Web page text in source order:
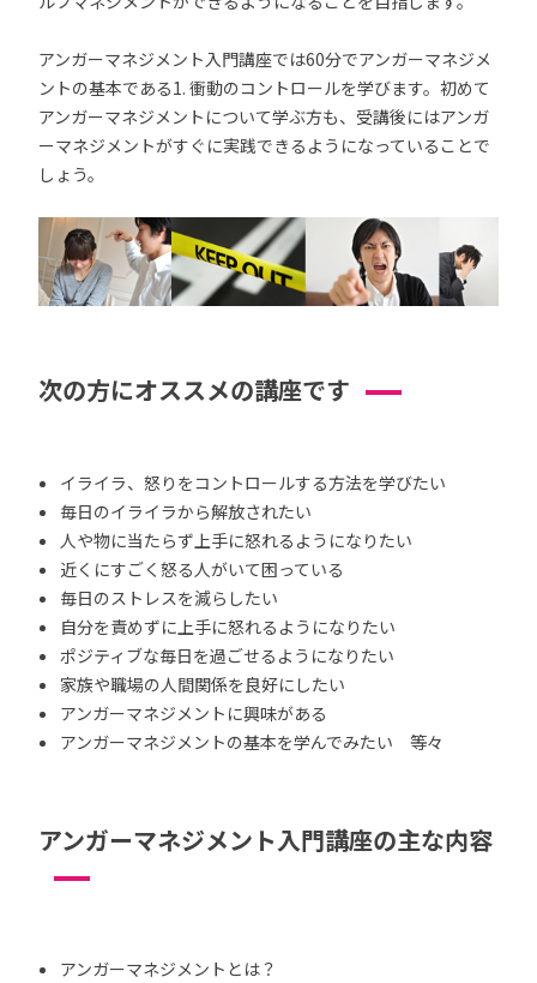
アンガーマネジメント入門講座では60分でアンガーマネジメ
ントの基本である1. 衝動のコントロールを学びます。初めて
アンガーマネジメントについて学ぶ方も、受講後にはアンガ
ーマネジメントがすぐに実践できるようになっていることで
しょう。
次の方にオススメの講座です
イライラ、怒りをコントロールする方法を学びたい
毎日のイライラから解放されたい
人や物に当たらず上手に怒れるようになりたい
近くにすごく怒る人がいて困っている
毎日のストレスを減らしたい
自分を責めずに上手に怒れるようになりたい
ポジティブな毎日を過ごせるようになりたい
家族や職場の人間関係を良好にしたい
アンガーマネジメントに興味がある
アンガーマネジメントの基本を学んでみたい 等々
アンガーマネジメント入門講座の主な内容
アンガーマネジメントとは？